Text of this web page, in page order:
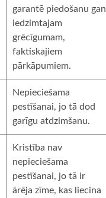
garantē piedošanu gan
iedzimtajam
grēcīgumam,
faktiskajiem
pārkāpumiem.
Nepieciešama
pestīšanai, jo tā dod
garīgu atdzimšanu.
Kristība nav
nepieciešama
pestīšanai, jo tā ir
ārēja zīme, kas liecina